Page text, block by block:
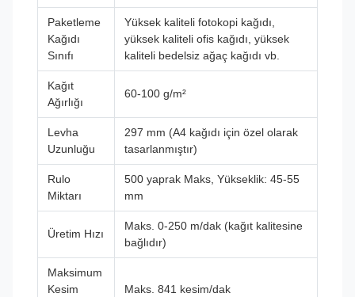
Paketleme
Kağıdı
Sınıfı
Yüksek kaliteli fotokopi kağıdı,
yüksek kaliteli ofis kağıdı, yüksek
kaliteli bedelsiz ağaç kağıdı vb.
Kağıt
Ağırlığı
60-100 g/m²
Levha
Uzunluğu
297 mm (A4 kağıdı için özel olarak
tasarlanmıştır)
Rulo
Miktarı
500 yaprak Maks, Yükseklik: 45-55
mm
Üretim Hızı
Maks. 0-250 m/dak (kağıt kalitesine
bağlıdır)
Maksimum
Kesim
Maks. 841 kesim/dak